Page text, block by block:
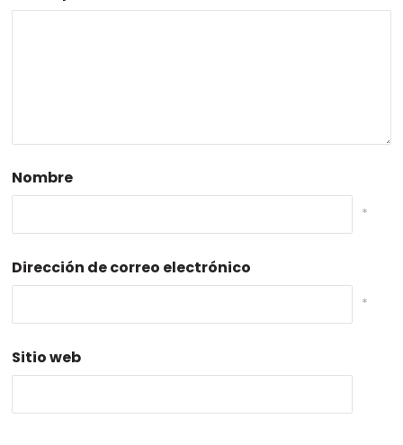
Nombre
*
Dirección de correo electrónico
*
Sitio web